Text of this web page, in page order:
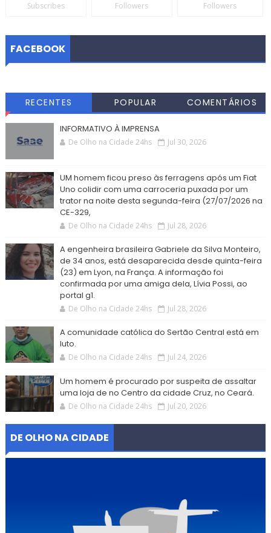
Subscribes Followers Followers
FACEBOOK
RECENTES POPULAR COMENTÁRIOS
INFORMATIVO À IMPRENSA
De Olho na Cidade 24hs Jul 30, 2026
UM homem ficou preso às ferragens após um Fiat
Uno colidir com uma carroceria puxada por um
trator na noite desta segunda-feira (27/07/2026 na
CE-329,
De Olho na Cidade 24hs Jul 28, 2026
A engenheira brasileira Gabriele da Silva Monteiro,
de 34 anos, está desaparecida desde quinta-feira
(23) em Lyon, na França. A informação foi
confirmada por uma amiga dela, Lívia Possi, ao
portal g1.
De Olho na Cidade 24hs Jul 28, 2026
A comunidade católica do Sertão Central está em
luto.
De Olho na Cidade 24hs Jul 24, 2026
Um homem é procurado por suspeita de assaltar
uma loja de no Centro da cidade Cruz, no Ceará.
De Olho na Cidade 24hs Jul 20, 2026
DE OLHO NA CIDADE